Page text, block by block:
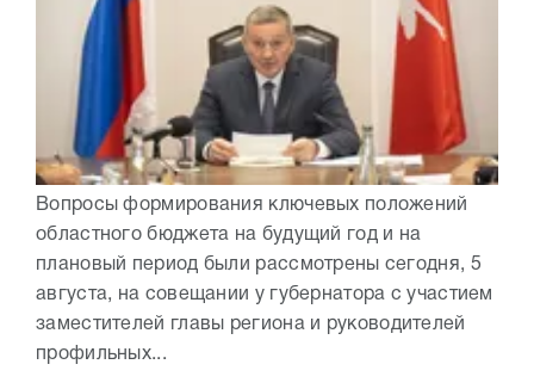
Вопросы формирования ключевых положений
областного бюджета на будущий год и на
плановый период были рассмотрены сегодня, 5
августа, на совещании у губернатора с участием
заместителей главы региона и руководителей
профильных...